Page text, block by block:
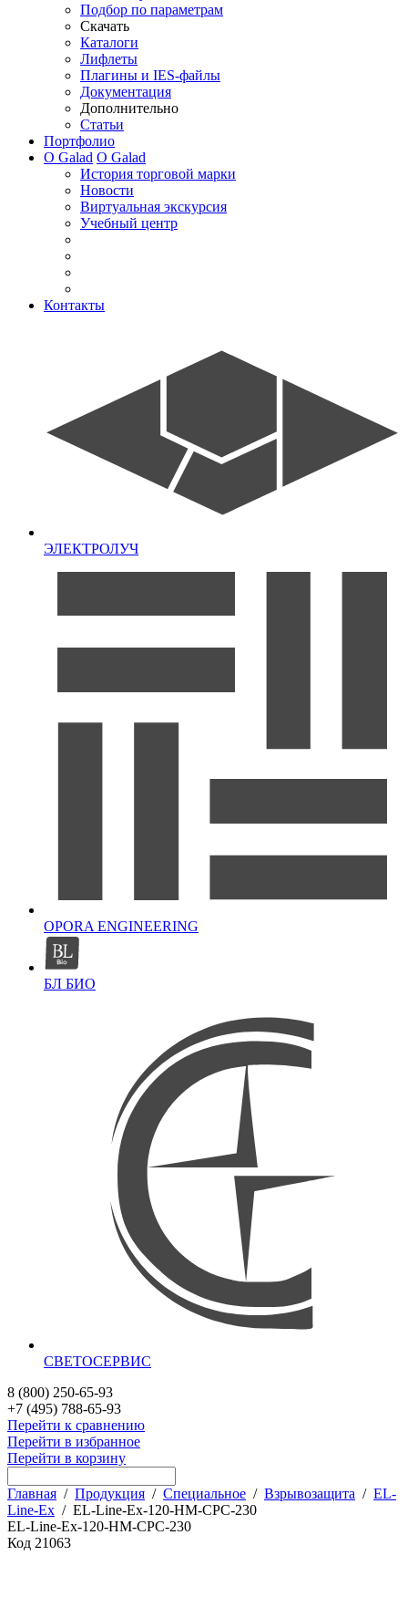
Подбор по параметрам
Скачать
Каталоги
Лифлеты
Плагины и IES-файлы
Документация
Дополнительно
Статьи
Портфолио
О Galad О Galad
История торговой марки
Новости
Виртуальная экскурсия
Учебный центр
Контакты
ЭЛЕКТРОЛУЧ
OPORA ENGINEERING
БЛ БИО
СВЕТОСЕРВИС
8 (800) 250-65-93
+7 (495) 788-65-93
Перейти к сравнению
Перейти в избранное
Перейти в корзину
Главная / Продукция / Специальное / Взрывозащита / EL-
Line-Ex / EL-Line-Ex-120-HM-CPC-230
EL-Line-Ex-120-HM-CPC-230
Код 21063